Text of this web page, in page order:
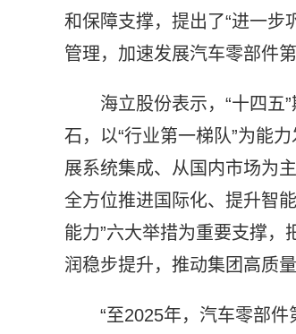
和保障支撑，提出了“进一
管理，加速发展汽车零部件
海立股份表示，“十四五
石，以“行业第一梯队”为能
展系统集成、从国内市场为
全方位推进国际化、提升智
能力”六大举措为重要支撑，
润稳步提升，推动集团高质
“至2025年，汽车零部